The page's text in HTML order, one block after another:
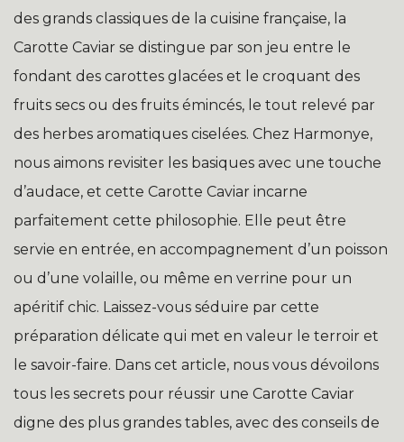
des grands classiques de la cuisine française, la
Carotte Caviar se distingue par son jeu entre le
fondant des carottes glacées et le croquant des
fruits secs ou des fruits émincés, le tout relevé par
des herbes aromatiques ciselées. Chez Harmonye,
nous aimons revisiter les basiques avec une touche
d’audace, et cette Carotte Caviar incarne
parfaitement cette philosophie. Elle peut être
servie en entrée, en accompagnement d’un poisson
ou d’une volaille, ou même en verrine pour un
apéritif chic. Laissez-vous séduire par cette
préparation délicate qui met en valeur le terroir et
le savoir-faire. Dans cet article, nous vous dévoilons
tous les secrets pour réussir une Carotte Caviar
digne des plus grandes tables, avec des conseils de